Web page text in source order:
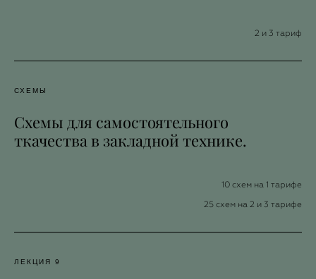
2 и 3 тариф
СХЕМЫ
Схемы для самостоятельного
ткачества в закладной технике.
10 схем на 1 тарифе
25 схем на 2 и 3 тарифе
ЛЕКЦИЯ 9